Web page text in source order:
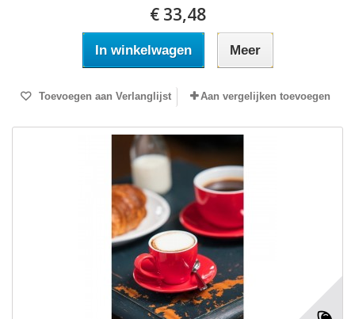
€ 33,48
In winkelwagen Meer
Toevoegen aan Verlanglijst Aan vergelijken toevoegen